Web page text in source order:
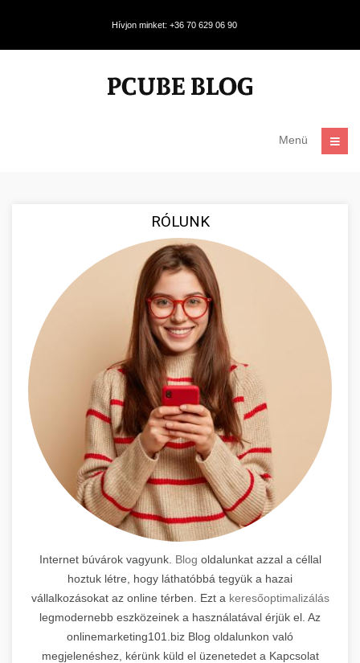
Hívjon minket: +36 70 629 06 90
Menü
RÓLUNK
Internet búvárok vagyunk. Blog oldalunkat azzal a céllal
hoztuk létre, hogy láthatóbbá tegyük a hazai
vállalkozásokat az online térben. Ezt a keresőoptimalizálás
legmodernebb eszközeinek a használatával érjük el. Az
onlinemarketing101.biz Blog oldalunkon való
megjelenéshez, kérünk küld el üzenetedet a Kapcsolat